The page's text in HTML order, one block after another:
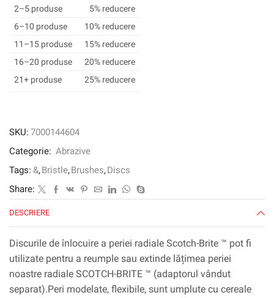
Radial
Bristle
Bristle
Replacement
Disc
BB-
P400,
tip
C
2–5 produse
5% reducere
6–10 produse
10% reducere
11–15 produse
15% reducere
16–20 produse
20% reducere
21+ produse
25% reducere
SKU: 7000144604
Categorie: Abrazive
Tags: &,Bristle,Brushes,Discs
Share:
DESCRIERE
Discurile de înlocuire a periei radiale Scotch-Brite ™ pot ​​fi
utilizate pentru a reumple sau extinde lățimea periei
noastre radiale SCOTCH-BRITE ™ (adaptorul vândut
separat).Peri modelate, flexibile, sunt umplute cu cereale